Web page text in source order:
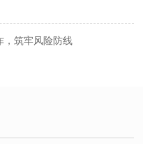
，筑牢风险防线